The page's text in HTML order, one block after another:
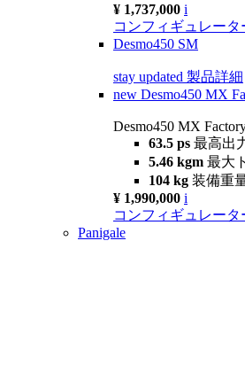
¥ 1,737,000 i
コンフィギュレータ
Desmo450 SM
stay updated 製品詳細
new Desmo450 MX
Desmo450 MX
63.5 ps 最高出
5.46 kgm 最大
104 kg 装備重
¥ 1,990,000 i
コンフィギュレータ
Panigale